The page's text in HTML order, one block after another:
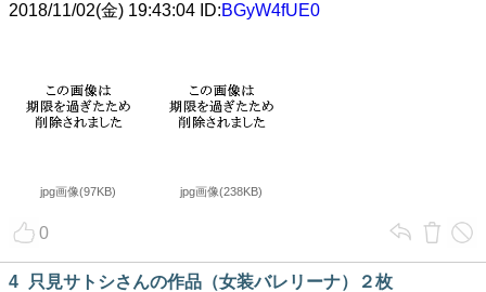
2018/11/02(金) 19:43:04 ID:BGyW4fUE0
jpg画像(97KB) jpg画像(238KB)
0
4
只見サトシさんの作品（女装バレリーナ）２枚